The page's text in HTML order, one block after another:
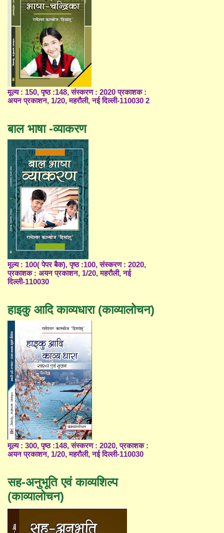
मूल्य : 150, पृष्ठ :148, संस्करण : 2020 प्रकाशक :
अयन प्रकाशन, 1/20, महरौली, नई दिल्ली-110030 2
बाल भाषा -व्याकरण
मूल्य : 100( पेपर बैक), पृष्ठ :100, संस्करण : 2020,
प्रकाशक : अयन प्रकाशन, 1/20, महरौली, नई
दिल्ली-110030
हाइकु आदि काव्यधारा (काव्यालोचन)
मूल्य : 300, पृष्ठ :148, संस्करण : 2020, प्रकाशक :
अयन प्रकाशन, 1/20, महरौली, नई दिल्ली-110030
सह-अनुभूति एवं काव्यशिल्प
(काव्यालोचन)